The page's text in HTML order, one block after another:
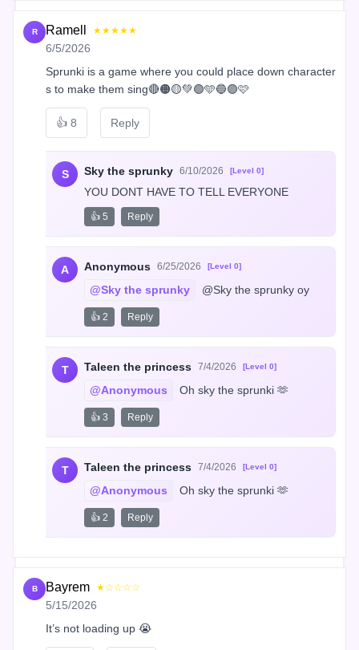
R Ramell ★★★★★
6/5/2026
Sprunki is a game where you could place down character
s to make them sing🔴🟠🟡💚🟢🩵🔵🟣🩷
👍 8 Reply
S Sky the sprunky 6/10/2026 [Level 0]
YOU DONT HAVE TO TELL EVERYONE
👍 5 Reply
A Anonymous 6/25/2026 [Level 0]
@Sky the sprunky @Sky the sprunky oy
👍 2 Reply
T Taleen the princess 7/4/2026 [Level 0]
@Anonymous Oh sky the sprunki 🫶
👍 3 Reply
T Taleen the princess 7/4/2026 [Level 0]
@Anonymous Oh sky the sprunki 🫶
👍 2 Reply
B Bayrem ★☆☆☆☆
5/15/2026
It’s not loading up 😭